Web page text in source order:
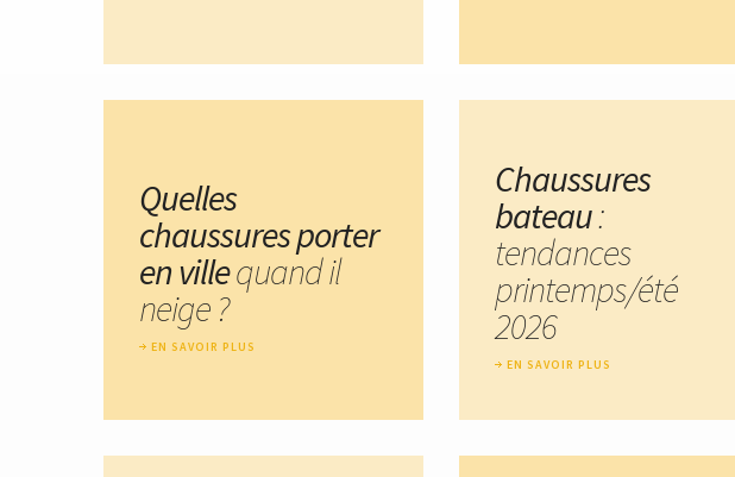
Quelles
chaussures porter
en villequand il
neige ?
EN SAVOIR PLUS
Chaussures
bateau:
tendances
printemps/été
2026
EN SAVOIR PLUS